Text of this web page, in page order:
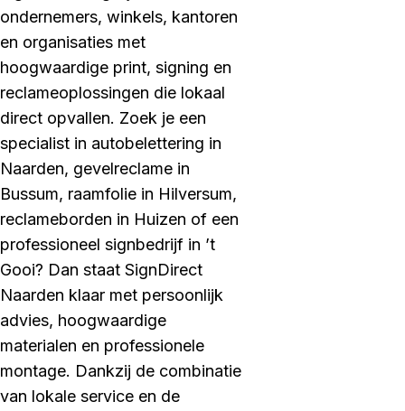
ondernemers, winkels, kantoren
en organisaties met
hoogwaardige print, signing en
reclameoplossingen die lokaal
direct opvallen. Zoek je een
specialist in autobelettering in
Naarden, gevelreclame in
Bussum, raamfolie in Hilversum,
reclameborden in Huizen of een
professioneel signbedrijf in ’t
Gooi? Dan staat SignDirect
Naarden klaar met persoonlijk
advies, hoogwaardige
materialen en professionele
montage. Dankzij de combinatie
van lokale service en de